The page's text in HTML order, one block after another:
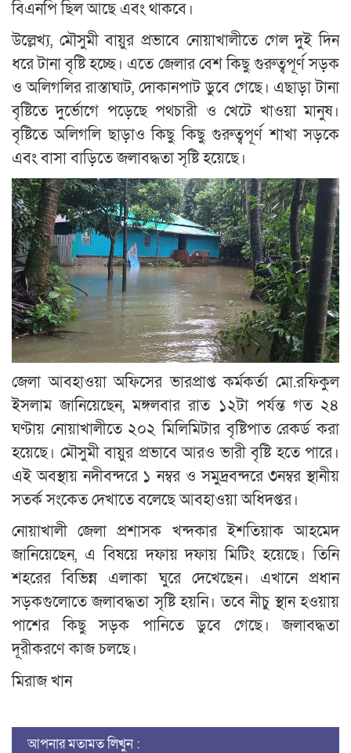
বিএনপি ছিল আছে এবং থাকবে।
উল্লেখ্য, মৌসুমী বায়ুর প্রভাবে নোয়াখালীতে গেল দুই দিন
ধরে টানা বৃষ্টি হচ্ছে। এতে জেলার বেশ কিছু গুরুত্বপূর্ণ সড়ক
ও অলিগলির রাস্তাঘাট, দোকানপাট ডুবে গেছে। এছাড়া টানা
বৃষ্টিতে দুর্ভোগে পড়েছে পথচারী ও খেটে খাওয়া মানুষ।
বৃষ্টিতে অলিগলি ছাড়াও কিছু কিছু গুরুত্বপূর্ণ শাখা সড়কে
এবং বাসা বাড়িতে জলাবদ্ধতা সৃষ্টি হয়েছে।
জেলা আবহাওয়া অফিসের ভারপ্রাপ্ত কর্মকর্তা মো.রফিকুল
ইসলাম জানিয়েছেন, মঙ্গলবার রাত ১২টা পর্যন্ত গত ২৪
ঘণ্টায় নোয়াখালীতে ২০২ মিলিমিটার বৃষ্টিপাত রেকর্ড করা
হয়েছে। মৌসুমী বায়ুর প্রভাবে আরও ভারী বৃষ্টি হতে পারে।
এই অবস্থায় নদীবন্দরে ১ নম্বর ও সমুদ্রবন্দরে ৩নম্বর স্থানীয়
সতর্ক সংকেত দেখাতে বলেছে আবহাওয়া অধিদপ্তর।
নোয়াখালী জেলা প্রশাসক খন্দকার ইশতিয়াক আহমেদ
জানিয়েছেন, এ বিষয়ে দফায় দফায় মিটিং হয়েছে। তিনি
শহরের বিভিন্ন এলাকা ঘুরে দেখেছেন। এখানে প্রধান
সড়কগুলোতে জলাবদ্ধতা সৃষ্টি হয়নি। তবে নীচু স্থান হওয়ায়
পাশের কিছু সড়ক পানিতে ডুবে গেছে। জলাবদ্ধতা
দূরীকরণে কাজ চলছে।
মিরাজ খান
আপনার মতামত লিখুন :